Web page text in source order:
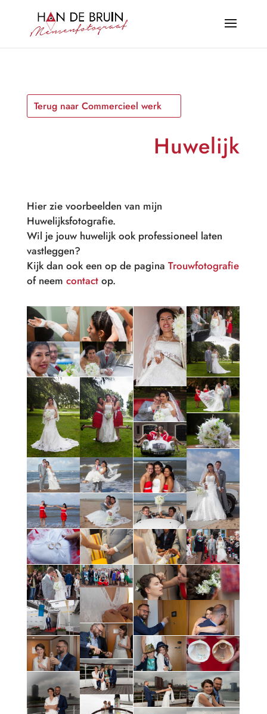
Terug naar Commercieel werk
Huwelijk
Hier zie voorbeelden van mijn
Huwelijksfotografie.
Wil je jouw huwelijk ook professioneel laten
vastleggen?
Kijk dan ook een op de pagina Trouwfotografie
of neem contactop.